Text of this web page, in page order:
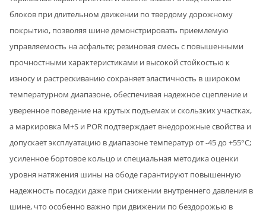
блоков при длительном движении по твердому дорожному
покрытию, позволяя шине демонстрировать приемлемую
управляемость на асфальте; резиновая смесь с повышенными
прочностными характеристиками и высокой стойкостью к
износу и растрескиванию сохраняет эластичность в широком
температурном диапазоне, обеспечивая надежное сцепление и
уверенное поведение на крутых подъемах и скользких участках,
а маркировка M+S и POR подтверждает внедорожные свойства и
допускает эксплуатацию в диапазоне температур от -45 до +55°C;
усиленное бортовое кольцо и специальная методика оценки
уровня натяжения шины на ободе гарантируют повышенную
надежность посадки даже при снижении внутреннего давления в
шине, что особенно важно при движении по бездорожью в